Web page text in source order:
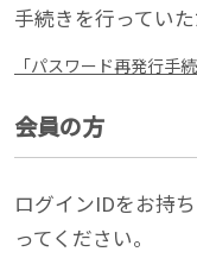
手続きを行ってい
「パスワード再発行手
会員の方
ログインIDをお持
ってください。